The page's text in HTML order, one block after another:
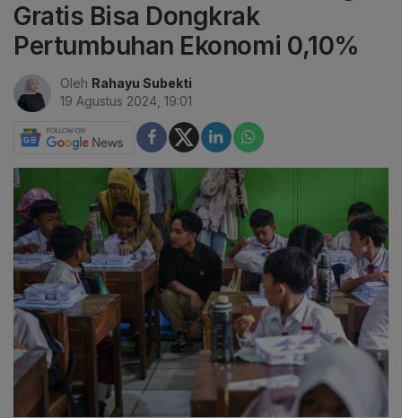
Gratis Bisa Dongkrak
Pertumbuhan Ekonomi 0,10%
Oleh Rahayu Subekti
19 Agustus 2024, 19:01